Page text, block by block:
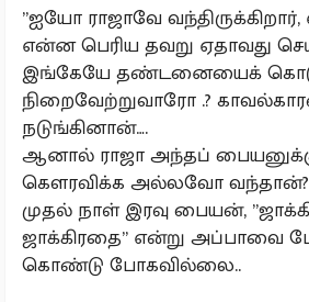
”ஐயோ ராஜாவே
என்ன பெரிய தவறு ஏதாவது
இங்கேயே தண்டனையைக்
நிறைவேற்றுவாரோ .?
நடுங்கினான்….
ஆனால் ராஜா அந்தப் பையனுக்கு
கௌரவிக்க அல்லவோ வந்தான்?
முதல் நாள் இரவு பையன்,
ஜாக்கிரதை” என்று அப்பாவை
கொண்டு போகவில்லை..